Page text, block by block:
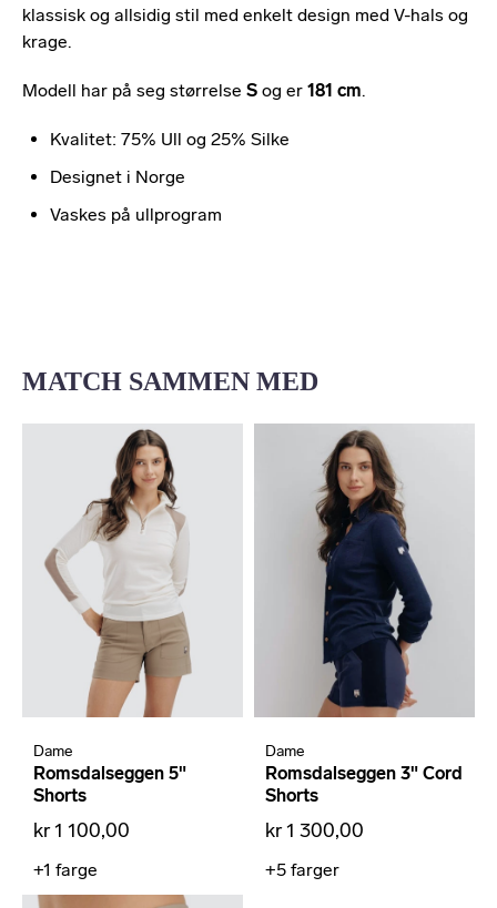
klassisk og allsidig stil med enkelt design med V-hals og
krage.
Modell har på seg størrelse S og er 181 cm.
Kvalitet: 75% Ull og 25% Silke
Designet i Norge
Vaskes på ullprogram
MATCH SAMMEN MED
Dame
Romsdalseggen 5"
Shorts
kr 1 100,00
+1 farge
Dame
Romsdalseggen 3" Cord
Shorts
kr 1 300,00
+5 farger